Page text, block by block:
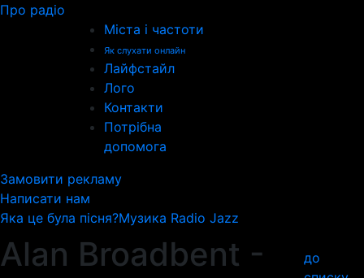
Про радіо
Міста і частоти
Як слухати онлайн
Лайфстайл
Лого
Контакти
Потрібна
допомога
Замовити рекламу
Написати нам
Яка це була пісня?Музика Radio Jazz
Alan Broadbent -
до